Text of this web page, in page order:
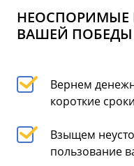
НЕОСПОРИМЫЕ
ВАШЕЙ ПОБЕДЫ
Вернем
короткие сроки
Взыщем
пользование